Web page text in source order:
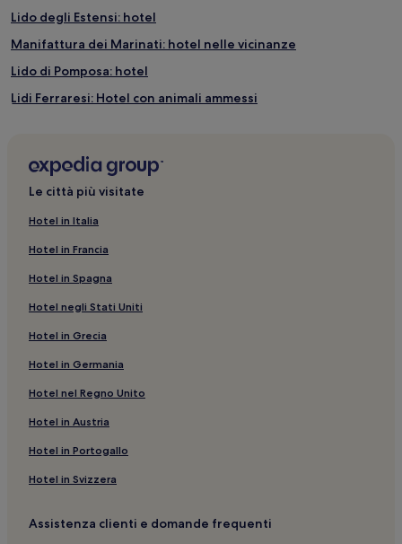
possono
cambiare.
Potrebbero
essere
condizioni
Lido degli Estensi: hotel
Manifattura dei Marinati: hotel nelle vicinanze
Lido di Pomposa: hotel
Lidi Ferraresi: Hotel con animali ammessi
La Pioppa: hotel
Marina Romea: hotel
Torre di Tieni: hotel nelle vicinanze
Lido degli Scacchi: Hotel con parcheggio
Migliaro: hotel
Marina di Ravenna: hotel a 3 stelle
Migliarino: hotel
Marina Romea: Hotel con animali ammessi
Mandriole: hotel
Lidi Ferraresi: hotel
Lidi Ferraresi: Hotel con colazione gratuita
Le città più visitate
Hotel in Italia
Hotel in Francia
Hotel in Spagna
Hotel negli Stati Uniti
Hotel in Grecia
Hotel in Germania
Hotel nel Regno Unito
Hotel in Austria
Hotel in Portogallo
Hotel in Svizzera
Assistenza clienti e domande frequenti